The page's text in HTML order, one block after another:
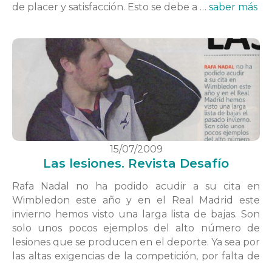
de placer y satisfacción. Esto se debe a … saber más
15/07/2009
Las lesiones. Revista Desafío
Rafa Nadal no ha podido acudir a su cita en
Wimbledon este año y en el Real Madrid este
invierno hemos visto una larga lista de bajas. Son
solo unos pocos ejemplos del alto número de
lesiones que se producen en el deporte. Ya sea por
las altas exigencias de la competición, por falta de